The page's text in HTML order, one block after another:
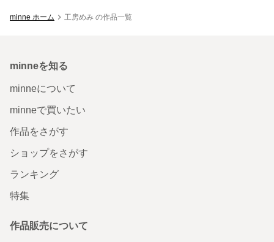
minne ホーム 工房めみ の作品一覧
minneを知る
minneについて
minneで買いたい
作品をさがす
ショップをさがす
ランキング
特集
作品販売について